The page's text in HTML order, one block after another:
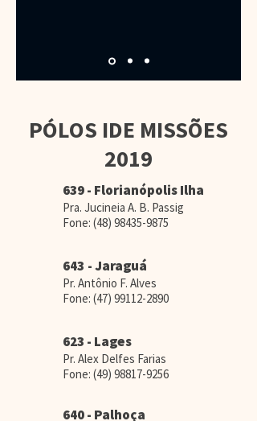
PÓLOS IDE MISSÕES
2019
639 - Florianópolis Ilha
Pra. Jucineia A. B. Passig
Fone: (48) 98435-9875
643 - Jaraguá
Pr. Antônio F. Alves
Fone: (47) 99112-2890
623 - Lages
Pr. Alex Delfes Farias
Fone: (49) 98817-9256
640 - Palhoça